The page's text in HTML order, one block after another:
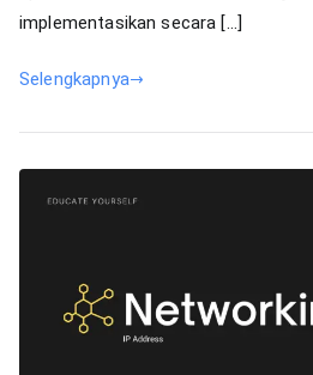
implementasikan secara […]
Selengkapnya